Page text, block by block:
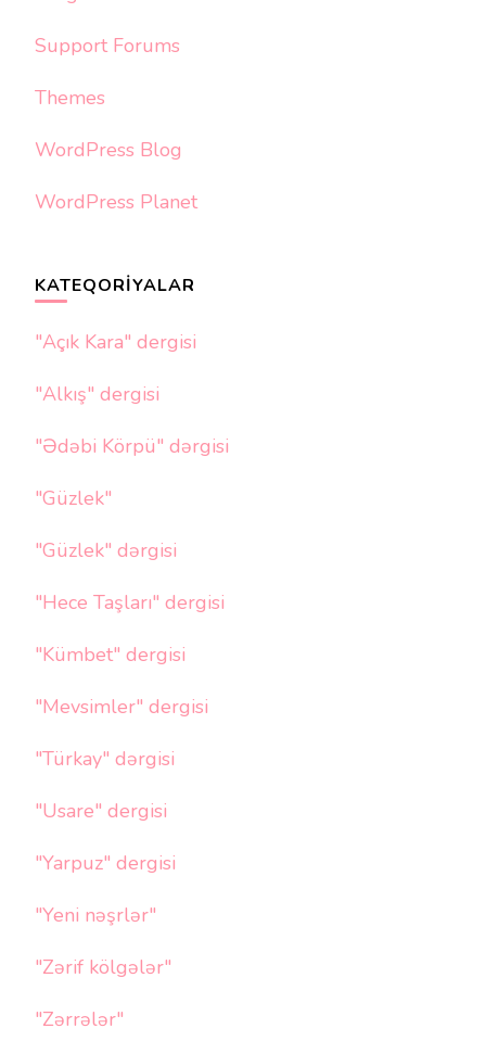
Support Forums
Themes
WordPress Blog
WordPress Planet
KATEQORIYALAR
"Açık Kara" dergisi
"Alkış" dergisi
"Ədəbi Körpü" dərgisi
"Güzlek"
"Güzlek" dərgisi
"Hece Taşları" dergisi
"Kümbet" dergisi
"Mevsimler" dergisi
"Türkay" dərgisi
"Usare" dergisi
"Yarpuz" dergisi
"Yeni nəşrlər"
"Zərif kölgələr"
"Zərrələr"